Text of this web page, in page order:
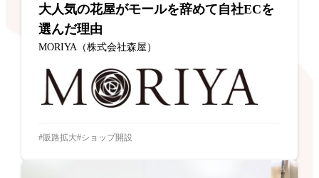
大人気の花屋がモールを辞めて自社ECを
選んだ理由
MORIYA（株式会社森屋）
販路拡大 ショップ開設